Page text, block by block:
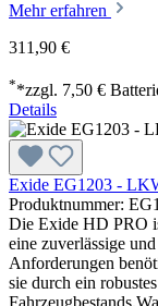
Mehr erfahren
311,90 €
**zzgl. 7,50 €
Details
Exide EG1203 -
Produktnummer:
Die Exide HD PRO
eine zuverlässige
Anforderungen
sie durch ein